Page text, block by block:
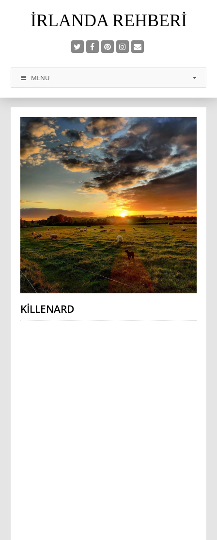
İRLANDA REHBERI
MENÜ
KILLENARD